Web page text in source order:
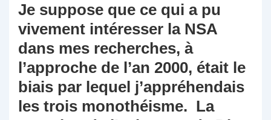
Je suppose que ce qui a pu
vivement intéresser la NSA
dans mes recherches, à
l’approche de l’an 2000, était le
biais par lequel j’appréhendais
les trois monothéisme. La